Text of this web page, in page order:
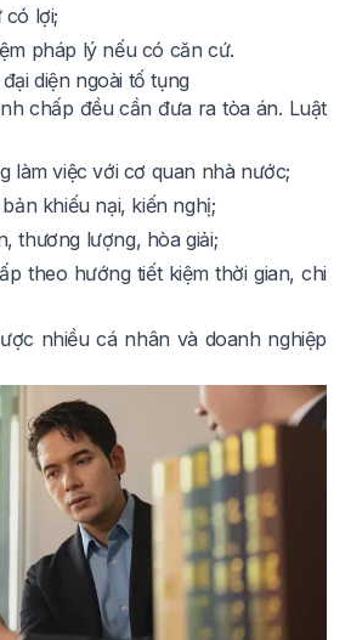
lợi;
pháp lý nếu có căn cứ.
diện ngoài tố tụng
chấp đều cần đưa ra tòa án. Luật
làm việc với cơ quan nhà nước;
khiếu nại, kiến nghị;
thương lượng, hòa giải;
theo hướng tiết kiệm thời gian, chi
nhiều cá nhân và doanh nghiệp